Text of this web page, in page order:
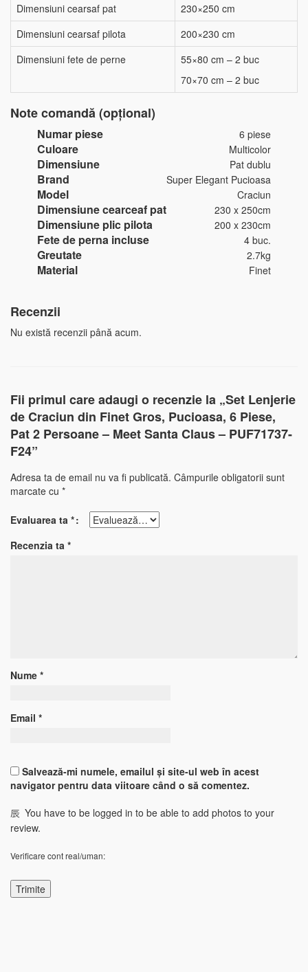
Dimensiuni cearsaf pat
230×250 cm
Dimensiuni cearsaf pilota
200×230 cm
Dimensiuni fete de perne
55×80 cm – 2 buc
70×70 cm – 2 buc
Note comandă (opțional)
Numar piese 6 piese
Culoare Multicolor
Dimensiune Pat dublu
Brand Super Elegant Pucioasa
Model Craciun
Dimensiune cearceaf pat 230 x 250cm
Dimensiune plic pilota 200 x 230cm
Fete de perna incluse 4 buc.
Greutate 2.7kg
Material Finet
Recenzii
Nu există recenzii până acum.
Fii primul care adaugi o recenzie la „Set Lenjerie
de Craciun din Finet Gros, Pucioasa, 6 Piese,
Pat 2 Persoane – Meet Santa Claus – PUF71737-
F24”
Adresa ta de email nu va fi publicată. Câmpurile obligatorii sunt
marcate cu *
Evaluarea ta *
Recenzia ta *
Nume *
Email *
Salvează-mi numele, emailul și site-ul web în acest
navigator pentru data viitoare când o să comentez.
You have to be logged in to be able to add photos to your
review.
Verificare cont real/uman: